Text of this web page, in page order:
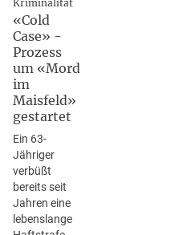
Kriminalität
«Cold
Case» -
Prozess
um «Mord
im
Maisfeld»
gestartet
Ein 63-
Jähriger
verbüßt
bereits seit
Jahren eine
lebenslange